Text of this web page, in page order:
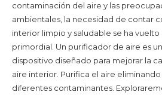
contaminación del aire y las
ambientales, la necesidad de contar
interior limpio y saludable se ha vuelto
primordial. Un purificador de aire es un
dispositivo diseñado para mejorar la
aire interior. Purifica el aire eliminando
diferentes contaminantes.